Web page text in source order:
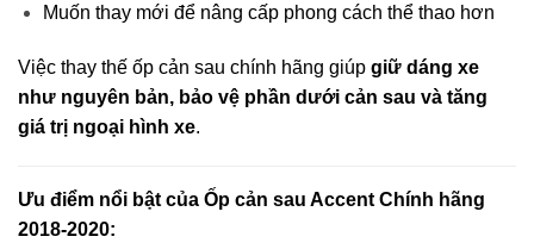
Muốn thay mới để nâng cấp phong cách thể thao hơn
Việc thay thế ốp cản sau chính hãng giúp giữ dáng xe
như nguyên bản, bảo vệ phần dưới cản sau và tăng
giá trị ngoại hình xe.
Ưu điểm nổi bật của Ốp cản sau Accent Chính hãng
2018-2020: